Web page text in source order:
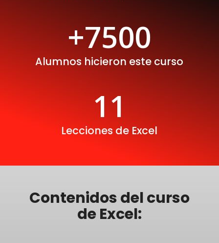
+7500
Alumnos hicieron este curso
11
Lecciones de Excel
Contenidos del curso
de Excel: